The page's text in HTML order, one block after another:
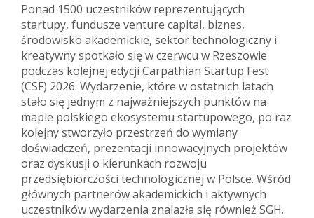
Ponad 1500 uczestników reprezentujących
startupy, fundusze venture capital, biznes,
środowisko akademickie, sektor technologiczny i
kreatywny spotkało się w czerwcu w Rzeszowie
podczas kolejnej edycji Carpathian Startup Fest
(CSF) 2026. Wydarzenie, które w ostatnich latach
stało się jednym z najważniejszych punktów na
mapie polskiego ekosystemu startupowego, po raz
kolejny stworzyło przestrzeń do wymiany
doświadczeń, prezentacji innowacyjnych projektów
oraz dyskusji o kierunkach rozwoju
przedsiębiorczości technologicznej w Polsce. Wśród
głównych partnerów akademickich i aktywnych
uczestników wydarzenia znalazła się również SGH.